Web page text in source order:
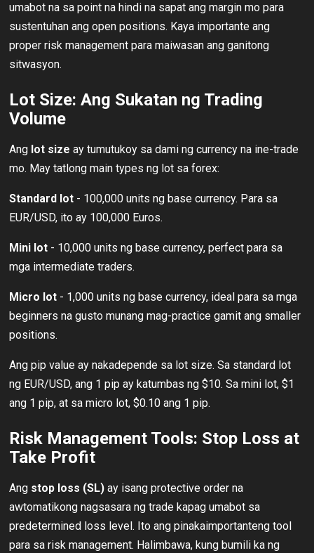
umabot na sa point na hindi na sapat ang margin mo para
sustentuhan ang open positions. Kaya importante ang
proper risk management para maiwasan ang ganitong
sitwasyon.
Lot Size: Ang Sukatan ng Trading
Volume
Ang lot size ay tumutukoy sa dami ng currency na ine-trade
mo. May tatlong main types ng lot sa forex:
Standard lot - 100,000 units ng base currency. Para sa
EUR/USD, ito ay 100,000 Euros.
Mini lot - 10,000 units ng base currency, perfect para sa
mga intermediate traders.
Micro lot - 1,000 units ng base currency, ideal para sa mga
beginners na gusto munang mag-practice gamit ang smaller
positions.
Ang pip value ay nakadepende sa lot size. Sa standard lot
ng EUR/USD, ang 1 pip ay katumbas ng $10. Sa mini lot, $1
ang 1 pip, at sa micro lot, $0.10 ang 1 pip.
Risk Management Tools: Stop Loss at
Take Profit
Ang stop loss (SL) ay isang protective order na
awtomatikong nagsasara ng trade kapag umabot sa
predetermined loss level. Ito ang pinakaimportanteng tool
para sa risk management. Halimbawa, kung bumili ka ng